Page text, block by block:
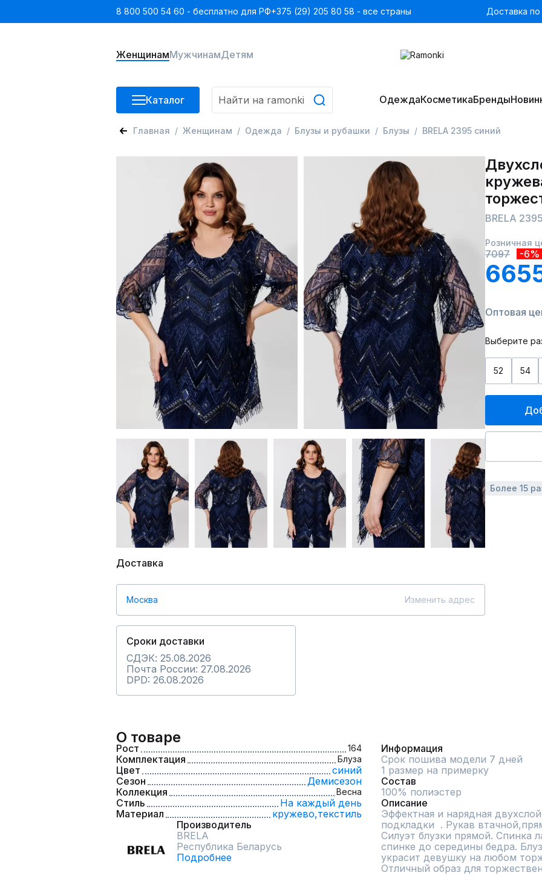
8 800 500 54 60 - бесплатно для РФ+375 (29) 205 80 58 - все страны Доставка
ЖенщинамМужчинамДетям
Каталог ОдеждаКосметикаБренды
Главная Женщинам Одежда Блузы и рубашки Блузы BRELA 2395 синий
Доставка
Москва Изменить адрес
Сроки доставки
СДЭК: 25.08.2026
Почта России: 27.08.2026
DPD: 26.08.2026
BRELA
Розничная
7097 -6%
Оптовая
Выберите
52 54
Более 15
О товаре
Рост 164
Комплектация Блуза
Цвет
синий
Сезон
Демисезон
Коллекция
Весна
Стиль
На каждый день
Материал
кружево,текстиль
Производитель
BRELA
Республика Беларусь
Подробнее
Информация
Срок пошива модели 7 дней
1 размер на примерку
Состав
100% полиэстер
Описание
Эффектная и нарядная
подкладки  . Рукав
Силуэт блузки прямой. Спинка
спинке до середины бедра.
украсит девушку на любом
Отличный образ для